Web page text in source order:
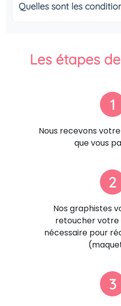
Quelles sont les
Les étapes
1
Nous recevons
que vous
2
Nos graphistes
retoucher votre
nécessaire pour
3